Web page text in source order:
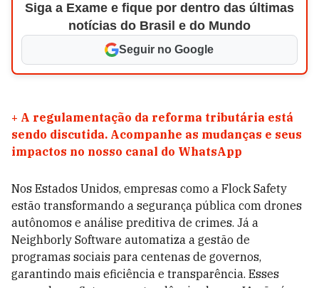
Siga a Exame e fique por dentro das últimas
notícias do Brasil e do Mundo
Seguir no Google
+ A regulamentação da reforma tributária está
sendo discutida. Acompanhe as mudanças e seus
impactos no nosso canal do WhatsApp
Nos Estados Unidos, empresas como a Flock Safety
estão transformando a segurança pública com drones
autônomos e análise preditiva de crimes. Já a
Neighborly Software automatiza a gestão de
programas sociais para centenas de governos,
garantindo mais eficiência e transparência. Esses